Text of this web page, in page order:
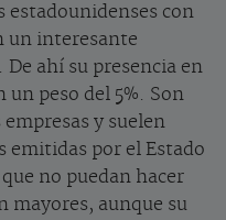
estadounidenses con
un interesante
ahí su presencia en
un peso del 5%. Son
y suelen
emitidas por el Estado
no puedan hacer
mayores, aunque su